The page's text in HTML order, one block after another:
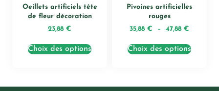
Oeillets artificiels tête
de fleur décoration
23,88 €
Choix des options
Pivoines artificielles
rouges
35,88 € – 47,88 €
Choix des options